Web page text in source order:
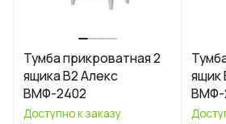
Тумба прикроватная 2
ящика В2 Алекс
ВМФ-2402
Доступно к заказу
ящик
ВМФ-